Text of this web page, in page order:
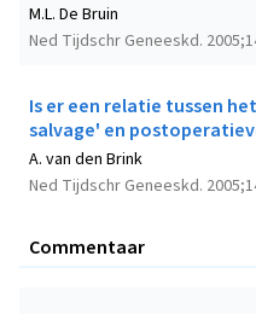
Ned Tijdschr Geneeskd.
M.L. De Bruin
Is er een relatie tussen
salvage' en
Ned Tijdschr Geneeskd.
A. van den Brink
Commentaar